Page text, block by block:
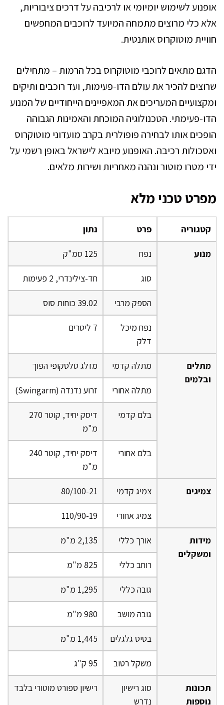
אופנוע לשימוש יומיומי או לרכיבה על דרכים ציבוריות,
אלא כלי מרוצים מתמחה המיועד לרוכבים המחפשים
חוויית מוטוקרוס אותנטית.
הדגם מתאים לרוכבי מוטוקרוס בכל הרמות – מתחילים
שרוצים להכיר את עולם הדו-פעימות, ועד רוכבים ותיקים
ומקצועיים המעריכים את המאפיינים הייחודיים של המנוע
הדו-פעימתי. הטכנולוגיה המוכחת והאמינות הגבוהה
הופכים אותו לבחירה פופולרית בקרב מועדוני מוטוקרוס
ואסכולות רכיבה. האופנוע מיובא לישראל באופן רשמי על
ידי מטרו מוטור ונהנה מאחריות ושירות מלאים.
מפרט טכני מלא
קטגוריה פרט נתון
מנוע נפח 125 סמ"ק
סוג חד-צילינדרי, 2 פעימות
הספק מרבי 39.02 כוחות סוס
נפח מיכל
דלק
7 ליטרים
מתלים
ובלמים
מתלה קדמי מזלג טלסקופי הפוך
מתלה אחורי זרוע נדנדה (Swingarm)
בלם קדמי
דיסק יחיד, קוטר 270
מ"מ
בלם אחורי
דיסק יחיד, קוטר 240
מ"מ
צמיגים צמיג קדמי 80/100-21
צמיג אחורי 110/90-19
מידות
ומשקלים
אורך כללי 2,135 מ"מ
רוחב כללי 825 מ"מ
גובה כללי 1,295 מ"מ
גובה מושב 980 מ"מ
בסיס גלגלים 1,445 מ"מ
משקל רטוב 95 ק"ג
תכונות
נוספות
סוג רישיון
נדרש
רישיון ספורט מוטורי בלבד